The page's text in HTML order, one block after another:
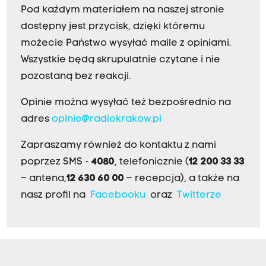
Pod każdym materiałem na naszej stronie
dostępny jest przycisk, dzięki któremu
możecie Państwo wysyłać maile z opiniami.
Wszystkie będą skrupulatnie czytane i nie
pozostaną bez reakcji.
Opinie można wysyłać też bezpośrednio na
adres opinie@radiokrakow.pl
Zapraszamy również do kontaktu z nami
poprzez SMS - 4080, telefonicznie (12 200 33 33
– antena,12 630 60 00 – recepcja), a także na
nasz profil na Facebookuoraz Twitterze